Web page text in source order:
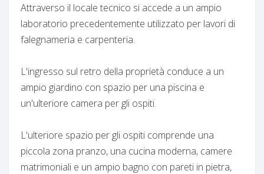
Attraverso il locale tecnico si accede a un ampio
laboratorio precedentemente utilizzato per lavori di
falegnameria e carpenteria.
L'ingresso sul retro della proprietà conduce a un
ampio giardino con spazio per una piscina e
un'ulteriore camera per gli ospiti.
L'ulteriore spazio per gli ospiti comprende una
piccola zona pranzo, una cucina moderna, camere
matrimoniali e un ampio bagno con pareti in pietra,